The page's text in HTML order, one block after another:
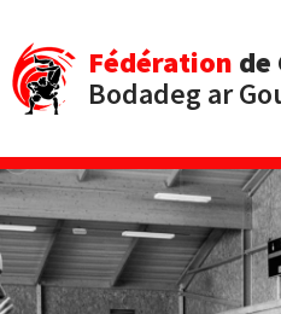
Fédération de
Bodadeg ar